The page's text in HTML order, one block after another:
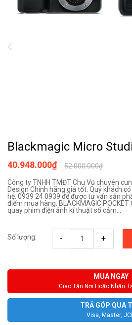
Blackmagic Micro
52.000.000₫
40.948.000₫
Công ty TNHH TMĐT Chu Vũ chuyên
Design Chính hãng giá tốt. Quý khách
hệ: 0939 24 0939 để được tư vấn sản
điểm mua hàng. BLACKMAGIC POCKET
quay phim điện ảnh kĩ thuật số cảm...
Số lượng: - +
MUA NGAY
Giao Tận Nơi Hoặc Nhận
TRẢ GÓP QUA
Visa, Master,